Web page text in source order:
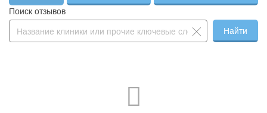
Поиск отзывов
Найти